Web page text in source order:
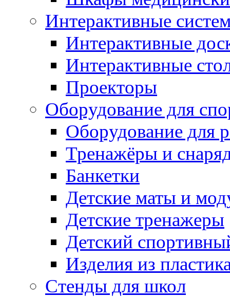
Интерактивные
Интерактивные
Интерактивные
Проекторы
Оборудование для
Оборудование для
Тренажёры и
Банкетки
Детские маты и
Детские тренажеры
Детский
Изделия из
Стенды для школ